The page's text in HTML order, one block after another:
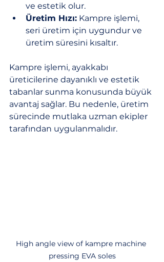
ve estetik olur.
Üretim Hızı: Kampre işlemi,
seri üretim için uygundur ve
üretim süresini kısaltır.
Kampre işlemi, ayakkabı
üreticilerine dayanıklı ve estetik
tabanlar sunma konusunda büyük
avantaj sağlar. Bu nedenle, üretim
sürecinde mutlaka uzman ekipler
tarafından uygulanmalıdır.
High angle view of kampre machine
pressing EVA soles